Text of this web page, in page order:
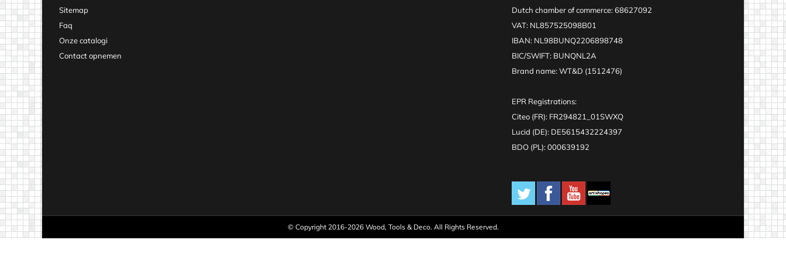
Sitemap
Faq
Onze catalogi
Contact opnemen
Dutch chamber of commerce: 68627092
VAT: NL857525098B01
IBAN: NL98BUNQ2206898748
BIC/SWIFT: BUNQNL2A
Brand name: WT&D (1512476)
EPR Registrations:
Citeo (FR): FR294821_01SWXQ
Lucid (DE): DE5615432224397
BDO (PL): 000639192
© Copyright 2016-2026 Wood, Tools & Deco. All Rights Reserved.